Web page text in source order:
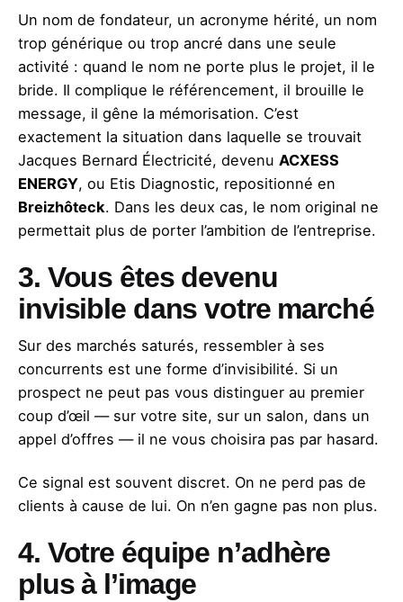
Un nom de fondateur, un acronyme hérité, un nom
trop générique ou trop ancré dans une seule
activité : quand le nom ne porte plus le projet, il le
bride. Il complique le référencement, il brouille le
message, il gêne la mémorisation. C’est
exactement la situation dans laquelle se trouvait
Jacques Bernard Électricité, devenu ACXESS
ENERGY, ou Etis Diagnostic, repositionné en
Breizhôteck. Dans les deux cas, le nom original ne
permettait plus de porter l’ambition de l’entreprise.
3. Vous êtes devenu
invisible dans votre marché
Sur des marchés saturés, ressembler à ses
concurrents est une forme d’invisibilité. Si un
prospect ne peut pas vous distinguer au premier
coup d’œil — sur votre site, sur un salon, dans un
appel d’offres — il ne vous choisira pas par hasard.
Ce signal est souvent discret. On ne perd pas de
clients à cause de lui. On n’en gagne pas non plus.
4. Votre équipe n’adhère
plus à l’image